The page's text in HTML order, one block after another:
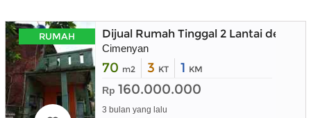
RUMAH Dijual Rumah Tinggal 2 Lantai
Cimenyan
70 m2 3 KT 1 KM
Rp 160.000.000
3 bulan yang lalu